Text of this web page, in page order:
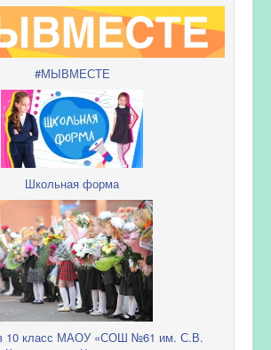
#МЫВМЕСТЕ
Школьная форма
10 класс МАОУ «СОШ №61 им. С.В.